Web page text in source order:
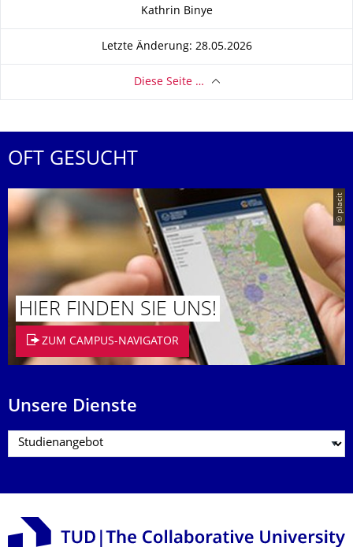
Kathrin Binye
Letzte Änderung: 28.05.2026
Diese Seite …
OFT GESUCHT
© placit
HIER FINDEN SIE UNS!
ZUM CAMPUS-NAVIGATOR
Unsere Dienste